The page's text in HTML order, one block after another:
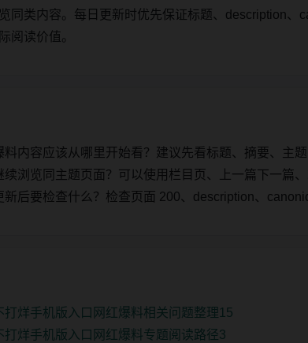
同类内容。每日更新时优先保证标题、description
阅读价值。
料内容应该从哪里开始看？建议先看标题、摘要、主
续浏览同主题页面？可以使用栏目页、上一篇下一篇、
新后要检查什么？检查页面 200、description、
打烊手机版入口网红爆料相关问题整理15
打烊手机版入口网红爆料专题阅读路径3